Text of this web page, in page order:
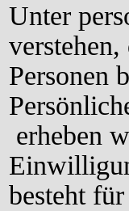
Unter
Personen
erheben
besteht